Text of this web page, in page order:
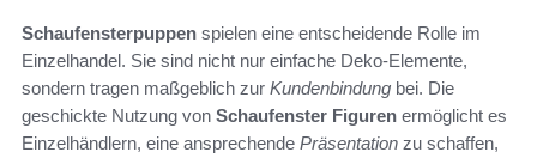
Schaufensterpuppen spielen eine entscheidende Rolle im
Einzelhandel. Sie sind nicht nur einfache Deko-Elemente,
sondern tragen maßgeblich zur Kundenbindung bei. Die
geschickte Nutzung von Schaufenster Figuren ermöglicht es
Einzelhändlern, eine ansprechende Präsentation zu schaffen,